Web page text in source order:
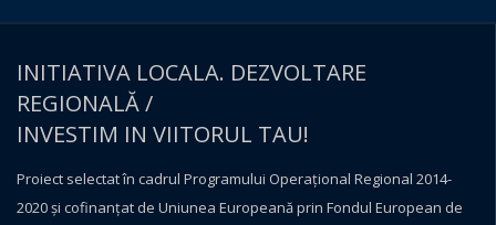
INITIATIVA LOCALA. DEZVOLTARE
REGIONALĂ /
INVESTIM IN VIITORUL TAU!
Proiect selectat în cadrul Programului Operațional Regional 2014-
2020 și cofinanțat de Uniunea Europeană prin Fondul European de